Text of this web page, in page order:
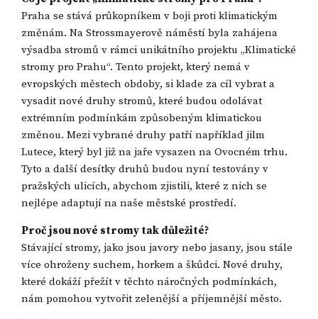
Praha se stává průkopníkem v boji proti klimatickým
změnám. Na Strossmayerově náměstí byla zahájena
výsadba stromů v rámci unikátního projektu „Klimatické
stromy pro Prahu“. Tento projekt, který nemá v
evropských městech obdoby, si klade za cíl vybrat a
vysadit nové druhy stromů, které budou odolávat
extrémním podmínkám způsobeným klimatickou
změnou. Mezi vybrané druhy patří například jilm
Lutece, který byl již na jaře vysazen na Ovocném trhu.
Tyto a další desítky druhů budou nyní testovány v
pražských ulicích, abychom zjistili, které z nich se
nejlépe adaptují na naše městské prostředí.
Proč jsou nové stromy tak důležité?
Stávající stromy, jako jsou javory nebo jasany, jsou stále
více ohroženy suchem, horkem a škůdci. Nové druhy,
které dokáží přežít v těchto náročných podmínkách,
nám pomohou vytvořit zelenější a příjemnější město.